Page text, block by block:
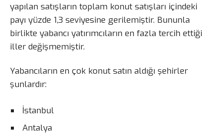
yapılan satışların toplam konut satışları içindeki
payı yüzde 1,3 seviyesine gerilemiştir. Bununla
birlikte yabancı yatırımcıların en fazla tercih ettiği
iller değişmemiştir.
Yabancıların en çok konut satın aldığı şehirler
şunlardır:
İstanbul
Antalya